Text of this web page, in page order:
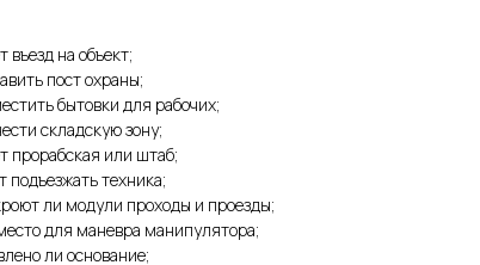
въезд на объект;
пост охраны;
бытовки для рабочих;
складскую зону;
прорабская или штаб;
подъезжать техника;
ли модули проходы и проезды;
для маневра манипулятора;
ли основание;